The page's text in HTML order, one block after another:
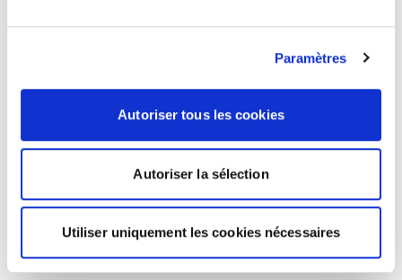
Paramètres
Autoriser tous les cookies
Autoriser la sélection
Utiliser uniquement les cookies nécessaires